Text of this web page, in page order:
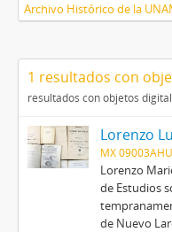
Archivo Histórico de la
1 resultados con
resultados con objetos
Lorenzo
MX
Lorenzo
de Estudios
de Nuevo